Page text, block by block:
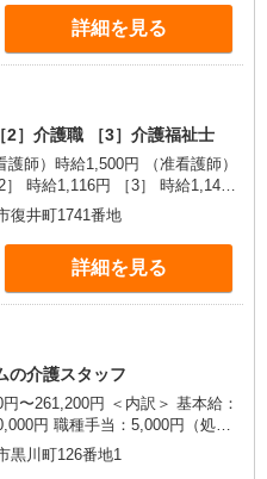
4,200円／回 ［3］ 月給193,000
準夜勤手当2,800円／回、深夜勤
手当4,200円／回 ※給与幅は経験・能力による
詳細を見る
2］介護職 ［3］介護福祉士
護師）時給1,500円 （准看護師）
］ 時給1,116円 ［3］ 時給1,140
復井町1741番地
詳細を見る
の介護スタッフ
円 ＜内訳＞ 基本給：
円 職種手当：5,000円（処遇
分を含む） 夜勤手当：26,000円
） └ 1回につき5,000円／5回目以
黒川町126番地1